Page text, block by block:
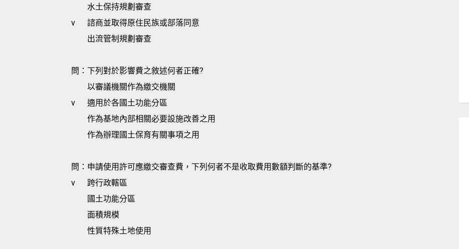
水土保持規劃審查
v
諮商並取得原住民族或部落同意
出流管制規劃審查
問：下列對於影響費之敘述何者正確?
以審議機關作為繳交機關
v
適用於各國土功能分區
作為基地內部相關必要設施改善之用
作為辦理國土保育有關事項之用
問：申請使用許可應繳交審查費，下列何者不是收取費用數額判斷的基準?
v
跨行政轄區
國土功能分區
面積規模
性質特殊土地使用